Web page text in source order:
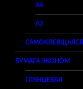
A4
A3
САМОКЛЕЯЩАЯСЯ
БУМАГА ЭКОНОМ
ГЛЯНЦЕВАЯ